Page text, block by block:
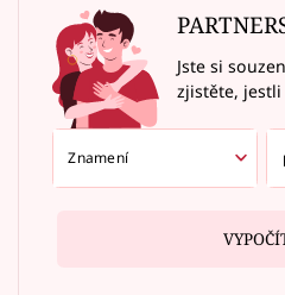
Jste si
zjistěte,